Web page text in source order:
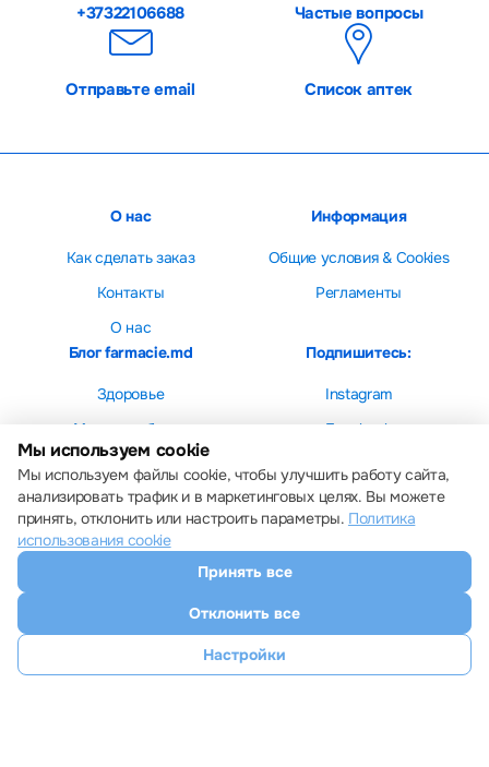
+37322106688 Частые вопросы
Отправьте email Список аптек
О нас
Как сделать заказ
Контакты
О нас
Информация
Общие условия & Cookies
Регламенты
Блог farmacie.md
Здоровье
Мама и ребенок
Красота
Подпишитесь:
Instagram
Facebook
Все права защищены © 2013 – 2026 Farmacie.md
Скачайте наше приложение
Настройки cookie
Мы используем cookie
Мы используем файлы cookie, чтобы улучшить работу сайта,
анализировать трафик и в маркетинговых целях. Вы можете
принять, отклонить или настроить параметры. Политика
использования cookie
Принять все
Отклонить все
Настройки